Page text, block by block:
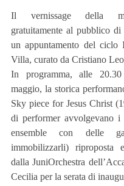
Il vernissage della
gratuitamente al pubblico
un appuntamento del ciclo
Villa, curato da Cristiano
In programma, alle
maggio, la storica
Sky piece for Jesus Christ
di performer avvolgevano
ensemble con delle
immobilizzarli) riproposta
dalla JuniOrchestra
Cecilia per la serata di